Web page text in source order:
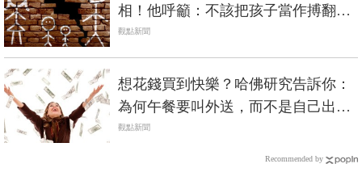
相！他呼籲：不該把孩子當作搏翻身
的抽獎工具…
觀點新聞
想花錢買到快樂？哈佛研究告訴你：
為何午餐要叫外送，而不是自己出去
買
觀點新聞
Recommended by